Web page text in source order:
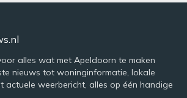
alles wat met Apeldoorn te maken
nieuws tot woninginformatie, lokale
actuele weerbericht, alles op één handige